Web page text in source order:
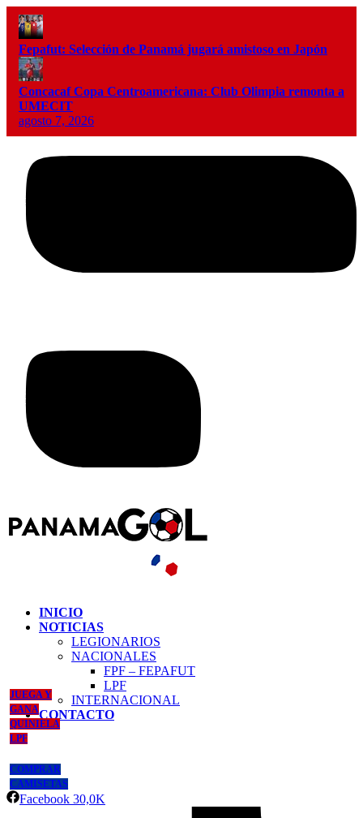
Fepafut: Selección de Panamá jugará amistoso en Japón
Concacaf Copa Centroamericana: Club Olimpia remonta a
UMECIT
agosto 7, 2026
INICIO
NOTICIAS
LEGIONARIOS
NACIONALES
FPF – FEPAFUT
LPF
INTERNACIONAL
CONTACTO
JUEGA Y
GANA
QUINIELA
LPF
COMPRAR
CAMISETAS
Facebook 30,0K